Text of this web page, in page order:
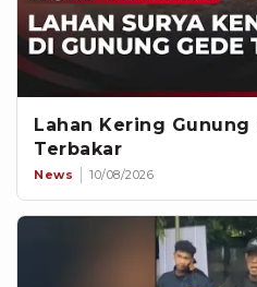
Lahan Kering Gunung
Terbakar
News 10/08/2026